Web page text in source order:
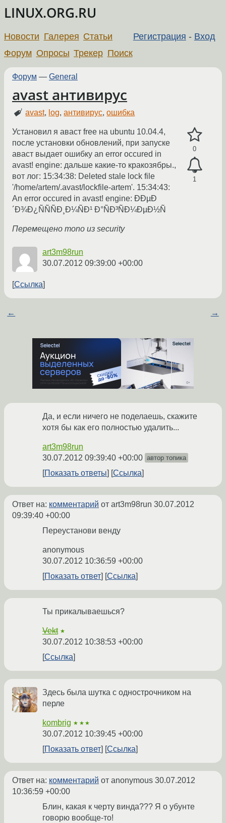
LINUX.ORG.RU
Регистрация - Вход
Новости Галерея Статьи
Форум Опросы Трекер Поиск
Форум — General
avast антивирус
avast, log,антивирус,ошибка
0
1
Установил я аваст free на ubuntu 10.04.4,
после установки обновлений, при запуске
аваст выдает ошибку an error occured in
avast! engine: дальше какие-то кракозябры.,
вот лог: 15:34:38: Deleted stale lock file
'/home/artem/.avast/lockfile-artem'. 15:34:43:
An error occured in avast! engine: ÐÐµÐ
´Ð¾Ð¿ÑÑÑÐ¸Ð¼ÑÐ¹ Ð°ÑÐ³ÑÐ¼ÐµÐ½Ñ
Перемещено mono из security
art3m98run
30.07.2012 09:39:00 +00:00
Ссылка
← →
Да, и если ничего не поделаешь, скажите
хотя бы как его полностью удалить...
art3m98run
30.07.2012 09:39:40 +00:00 автор топика
Показать ответы Ссылка
Ответ на: комментарий от art3m98run 30.07.2012
09:39:40 +00:00
Переустанови венду
anonymous
30.07.2012 10:36:59 +00:00
Показать ответ
Ссылка
Ты прикалываешься?
Vekt ★
30.07.2012 10:38:53 +00:00
Ссылка
Здесь была шутка с однострочником на
перле
kombrig ★★★
30.07.2012 10:39:45 +00:00
Показать ответ
Ссылка
Ответ на: комментарий от anonymous 30.07.2012
10:36:59 +00:00
Блин, какая к черту винда??? Я о убунте
говорю вообще-то!